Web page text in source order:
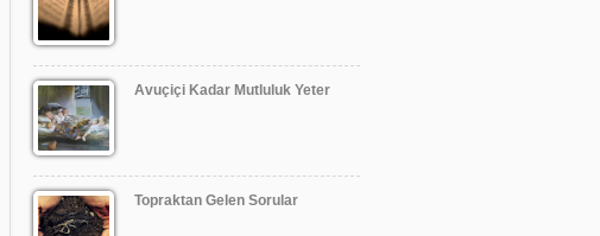
Avuçiçi Kadar Mutluluk Yeter
Topraktan Gelen Sorular